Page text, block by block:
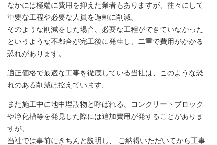
なかには極端に費用を抑えた業者もありますが、往々にして
重要な工程や必要な人員を過剰に削減。
そのような削減をした場合、必要な工程ができていなかった
というような不都合が完工後に発生し、二重で費用がかかる
恐れがあります。
適正価格で最適な工事を徹底している当社は、このような恐
れのある削減は控えています。
また施工中に地中埋設物と呼ばれる、コンクリートブロック
や浄化槽等を発見した際には追加費用が発することがありま
すが、
当社では事前にきちんと説明し、 ご納得いただいてから工事